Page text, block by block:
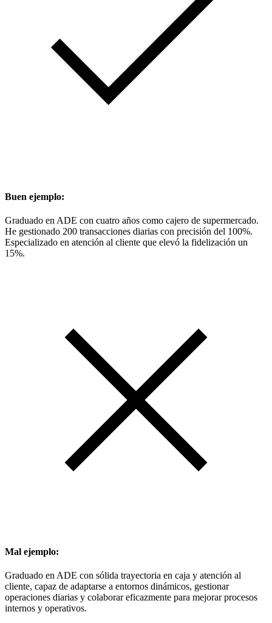
Buen ejemplo:
Graduado en ADE con cuatro años como cajero de supermercado.
He gestionado 200 transacciones diarias con precisión del 100%.
Especializado en atención al cliente que elevó la fidelización un
15%.
Mal ejemplo:
Graduado en ADE con sólida trayectoria en caja y atención al
cliente, capaz de adaptarse a entornos dinámicos, gestionar
operaciones diarias y colaborar eficazmente para mejorar procesos
internos y operativos.